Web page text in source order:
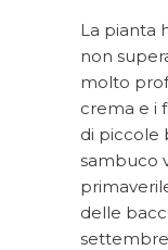
La pianta
non
molto
crema e i
di piccole
sambuco
delle